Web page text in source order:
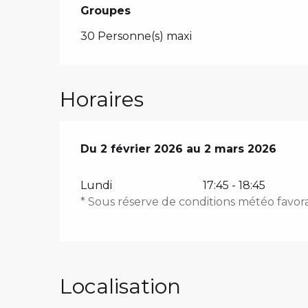
Groupes
Groupes
30 Personne(s) maxi
Horaires
Du 2 février 2026 au 2 mars 2026
Du 2 février 2026 au 2 mars 2026
Lundi
17:45 - 18:45
* Sous réserve de conditions météo
Localisation